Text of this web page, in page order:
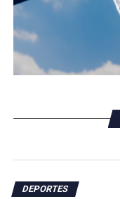
DEPORTES